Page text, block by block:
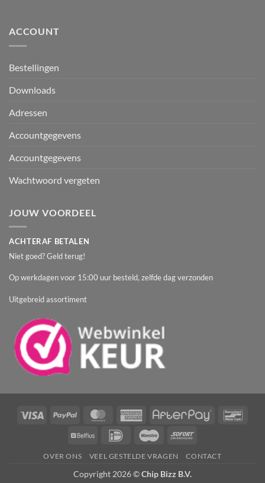
ACCOUNT
Bestellingen
Downloads
Adressen
Accountgegevens
Accountgegevens
Wachtwoord vergeten
JOUW VOORDEEL
ACHTERAF BETALEN
Niet goed? Geld terug!
Op werkdagen voor 15:00 uur besteld, zelfde dag verzonden
Uitgebreid assortiment
Visa PayPal MasterCardAmerican
Express
AfterPay
Belfius IDeal Maestro Sofort
OVER ONS VEEL GESTELDE VRAGEN CONTACT
Copyright 2026 ©Chip Bizz B.V.